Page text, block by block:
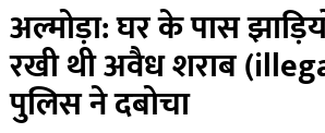
अल्मोड़ा: घर के पास
रखी थी अवैध शराब
पुलिस ने दबोचा